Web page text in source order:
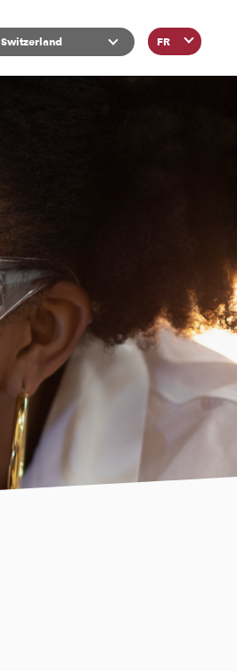
Switzerland
List additional actions
FR